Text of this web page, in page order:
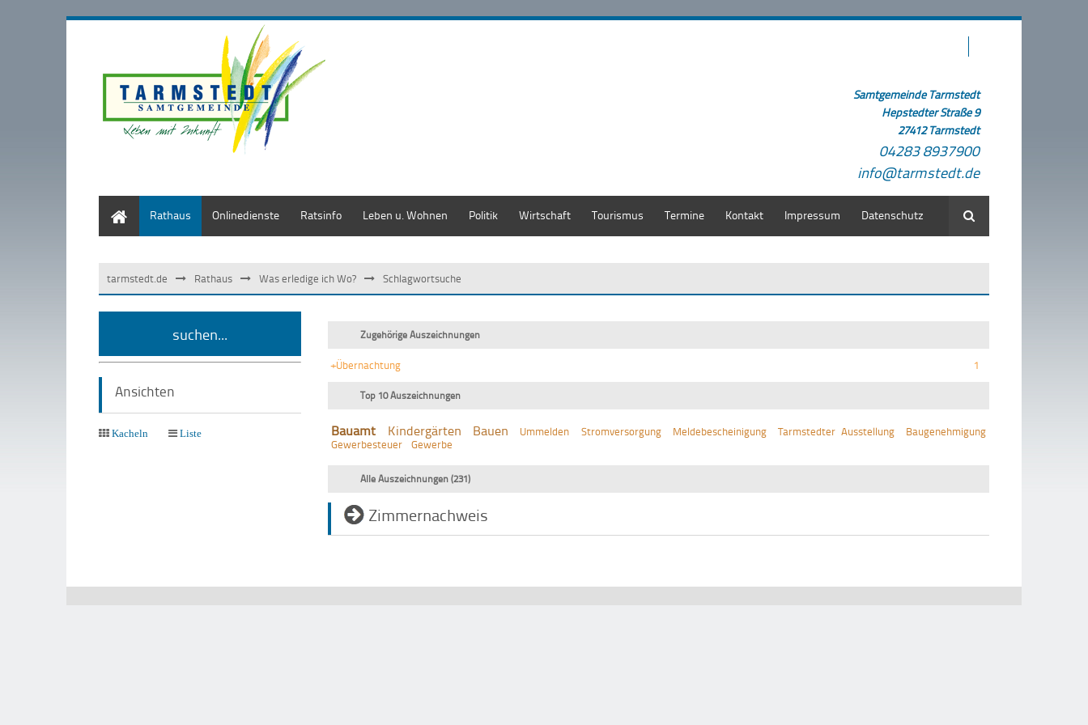
Samtgemeinde Tarmstedt
Hepstedter Straße 9
27412 Tarmstedt
04283 8937900
info@tarmstedt.de
Rathaus Onlinedienste Ratsinfo Leben u. Wohnen Politik Wirtschaft Tourismus Termine Kontakt Impressum Datenschutz Suche
tarmstedt.de Rathaus Was erledige ich Wo? Schlagwortsuche
suchen...
Ansichten
Kacheln Liste
Zugehörige Auszeichnungen
+Übernachtung 1
Top 10 Auszeichnungen
Bauamt Kindergärten Bauen Ummelden Stromversorgung Meldebescheinigung Tarmstedter Ausstellung
Baugenehmigung
Gewerbesteuer
Gewerbe
Alle Auszeichnungen (231)
Zimmernachweis